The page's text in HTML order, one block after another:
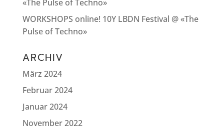
«The Pulse of Techno»
WORKSHOPS online! 10Y LBDN Festival @ «The
Pulse of Techno»
ARCHIV
März 2024
Februar 2024
Januar 2024
November 2022